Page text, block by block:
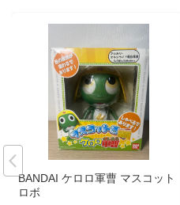
BANDAI ケロロ軍曹 マスコット
ロボ